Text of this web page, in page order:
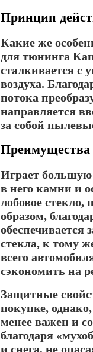
Принцип
Какие же
для тюнинга
сталкивается
воздуха.
потока
направляется
за собой
Играет большую
в него камни и
лобовое
образом,
обеспечивается
стекла, к тому
всего
сэкономить на
Защитные
покупке,
менее важен и
благодаря
и снега, не